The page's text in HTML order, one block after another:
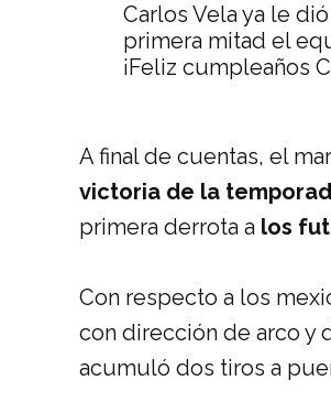
Carlos Vela ya le
primera mitad el
¡Feliz cumpleaños
A final de cuentas, el
victoria de la
primera derrota a los
Con respecto a los
con dirección de arco y
acumuló dos tiros a